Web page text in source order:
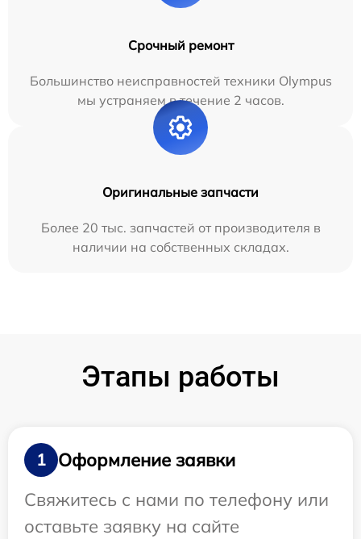
Срочный ремонт
Большинство неисправностей техники Olympus
мы устраняем в течение 2 часов.
Оригинальные запчасти
Более 20 тыс. запчастей от производителя в
наличии на собственных складах.
Этапы работы
1
Оформление заявки
Свяжитесь с нами по телефону или
оставьте заявку на сайте